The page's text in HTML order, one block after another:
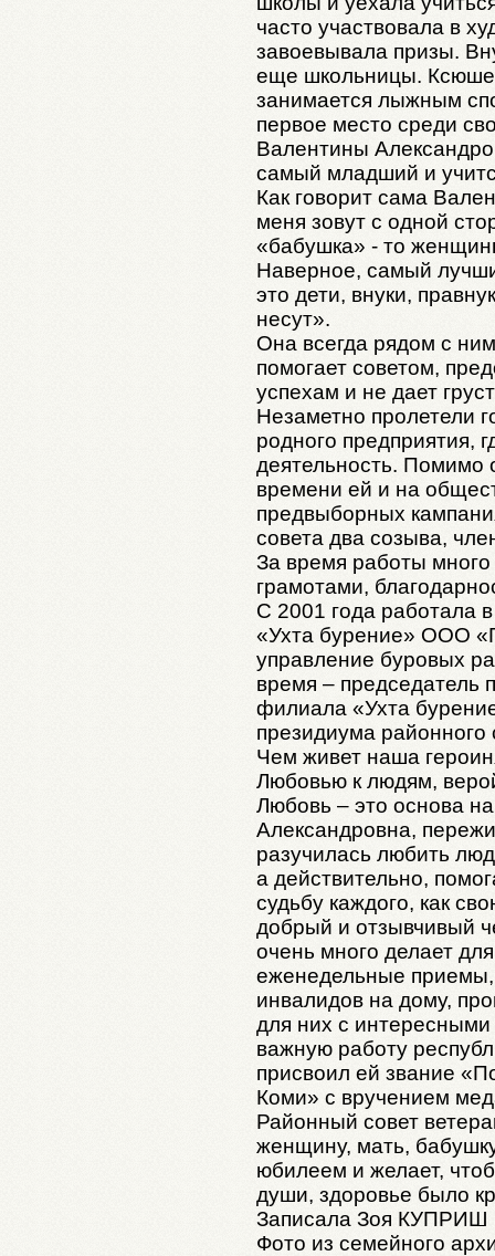
часто участвовала в
завоевывала призы.
еще школьницы.
занимается лыжным
первое место среди
Валентины
самый младший и
Как говорит сама
меня зовут с одной
«бабушка» - то
Наверное, самый
это дети, внуки,
несут».
Она всегда рядом с
помогает советом,
успехам и не дает
Незаметно пролетели
родного предприятия,
деятельность. Помимо
времени ей и на
предвыборных
совета два созыва,
За время работы
грамотами,
С 2001 года работала
«Ухта бурение» ООО
управление буровых
время – председатель
филиала «Ухта
президиума районного
Чем живет наша
Любовью к людям,
Любовь – это основа
Александровна,
разучилась любить
а действительно,
судьбу каждого, как
добрый и отзывчивый
очень много делает
еженедельные
инвалидов на дому,
для них с
важную работу
присвоил ей звание
Коми» с вручением
Районный совет
женщину, мать,
юбилеем и желает,
души, здоровье было
Записала Зоя КУПРИШ
Фото из семейного